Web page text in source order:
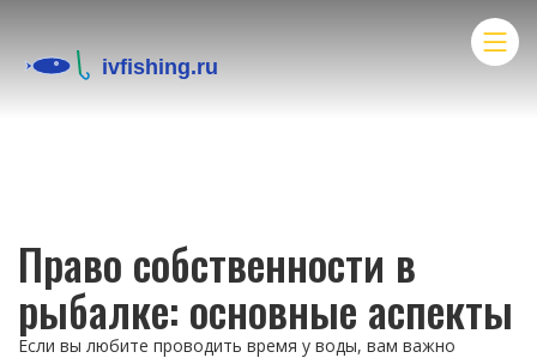
Право собственности в
рыбалке: основные аспекты
Если вы любите проводить время у воды, вам важно